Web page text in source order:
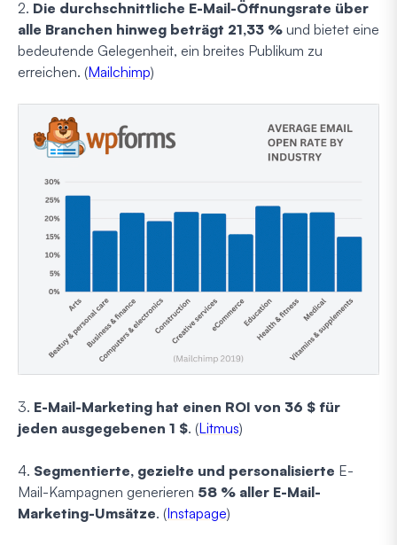
2. Die durchschnittliche E-Mail-Öffnungsrate über
alle Branchen hinweg beträgt 21,33 % und bietet eine
bedeutende Gelegenheit, ein breites Publikum zu
erreichen. (Mailchimp)
3. E-Mail-Marketing hat einen ROI von 36 $ für
jeden ausgegebenen 1 $. (Litmus)
4. Segmentierte, gezielte und personalisierte E-
Mail-Kampagnen generieren 58 % aller E-Mail-
Marketing-Umsätze. (Instapage)